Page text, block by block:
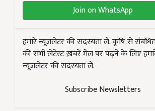
Join on WhatsApp
हमारे न्यूज़लेटर की सदस्यता लें. कृषि से
की सभी लेटेस्ट ख़बरें मेल पर पढ़ने के लिए
न्यूज़लेटर की सदस्यता लें.
Subscribe Newsletters